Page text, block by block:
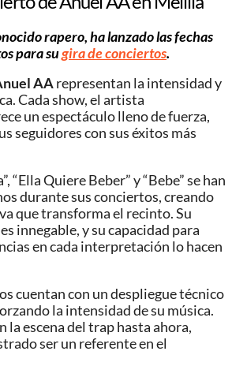
rapero, ha lanzado las fechas
para sugira de conciertos.
AArepresentan la intensidad y
Cada show, el artista
un espectáculo lleno de fuerza,
seguidores con sus éxitos más
“Ella Quiere Beber” y “Bebe” se han
durante sus conciertos, creando
que transforma el recinto. Su
innegable, y su capacidad para
en cada interpretación lo hacen
cuentan con un despliegue técnico
la intensidad de su música.
la escena del trap hasta ahora,
ser un referente en el